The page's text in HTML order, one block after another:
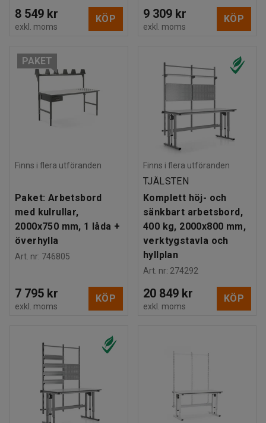
8 549 kr
exkl. moms
KÖP 9 309 kr
exkl. moms
KÖP
PAKET
Finns i flera utföranden
Paket: Arbetsbord
med kulrullar,
2000x750 mm, 1 låda +
överhylla
Art. nr: 746805
7 795 kr
exkl. moms
KÖP
Finns i flera utföranden
TJÄLSTEN
Komplett höj- och
sänkbart arbetsbord,
400 kg, 2000x800 mm,
verktygstavla och
hyllplan
Art. nr: 274292
20 849 kr
exkl. moms
KÖP